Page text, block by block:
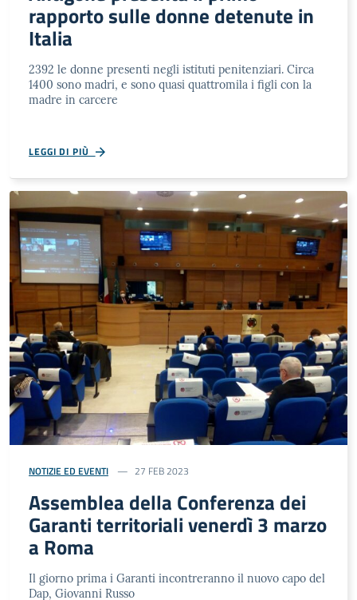
rapporto sulle donne detenute in
Italia
2392 le donne presenti negli istituti penitenziari. Circa
1400 sono madri, e sono quasi quattromila i figli con la
madre in carcere
LEGGI DI PIÙ
NOTIZIE ED EVENTI 27 FEB 2023
Assemblea della Conferenza dei
Garanti territoriali venerdì 3 marzo
a Roma
Il giorno prima i Garanti incontreranno il nuovo capo del
Dap, Giovanni Russo